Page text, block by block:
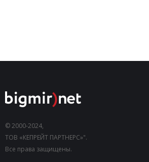
© 2000-2024,
ТОВ «КЕПРЕЙТ ПАРТНЕРС»".
Все права защищены.